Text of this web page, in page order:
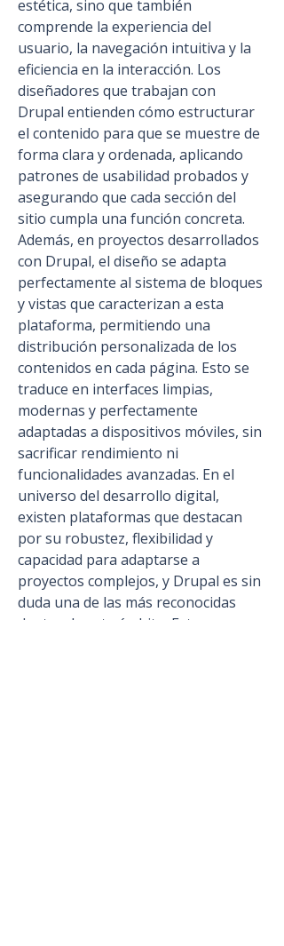
estética, sino que también
comprende la experiencia del
usuario, la navegación intuitiva y la
eficiencia en la interacción. Los
diseñadores que trabajan con
Drupal entienden cómo estructurar
el contenido para que se muestre de
forma clara y ordenada, aplicando
patrones de usabilidad probados y
asegurando que cada sección del
sitio cumpla una función concreta.
Además, en proyectos desarrollados
con Drupal, el diseño se adapta
perfectamente al sistema de bloques
y vistas que caracterizan a esta
plataforma, permitiendo una
distribución personalizada de los
contenidos en cada página. Esto se
traduce en interfaces limpias,
modernas y perfectamente
adaptadas a dispositivos móviles, sin
sacrificar rendimiento ni
funcionalidades avanzadas. En el
universo del desarrollo digital,
existen plataformas que destacan
por su robustez, flexibilidad y
capacidad para adaptarse a
proyectos complejos, y Drupal es sin
duda una de las más reconocidas
dentro de este ámbito. Esta